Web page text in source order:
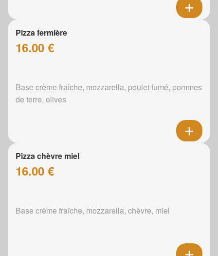
Pizza fermière
16.00 €
Base crème fraîche, mozzarella, poulet fumé, pommes
de terre, olives
Pizza chèvre miel
16.00 €
Base crème fraîche, mozzarella, chèvre, miel